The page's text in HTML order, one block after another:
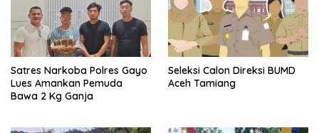
Satres Narkoba Polres Gayo
Lues Amankan Pemuda
Bawa 2 Kg Ganja
Seleksi Calon Direksi BUMD
Aceh Tamiang